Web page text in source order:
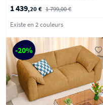
1 439,20 € 1 799,00 €
Existe en 2 couleurs
-20%